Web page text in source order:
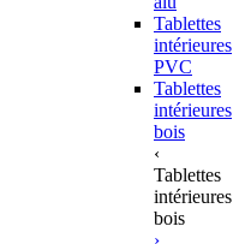
Tablettes
intérieures
PVC
Tablettes
intérieures
bois
‹
Tablettes
intérieures
bois
›